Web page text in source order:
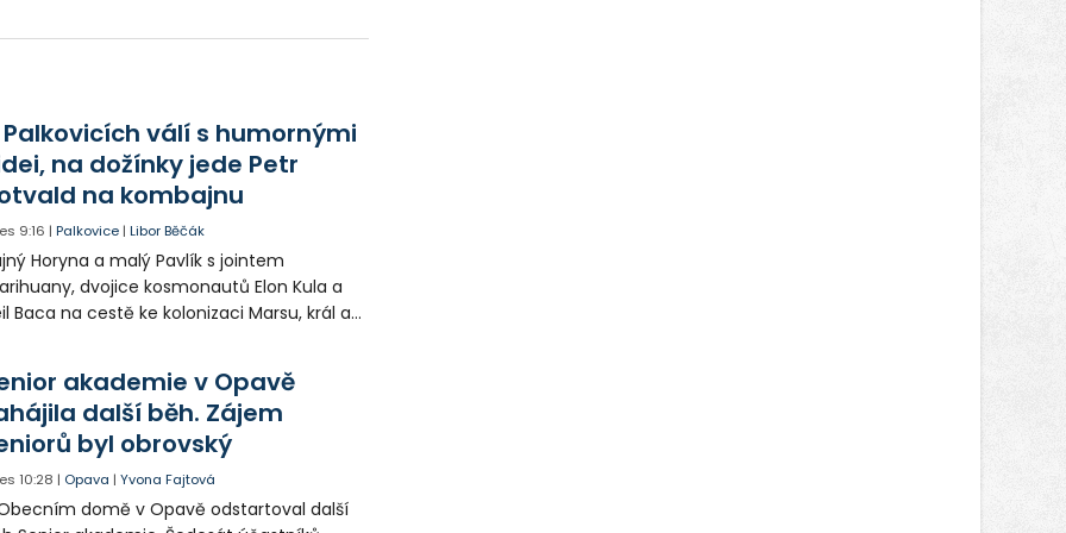
počet lidí s respiračními nemocemi
Palkovicích válí s humornými
na dožínky jede Petr
na kombajnu
9:16 |Palkovice |Libor Běčák
Horyna a malý Pavlík s jointem
dvojice kosmonautů Elon Kula a
Baca na cestě ke kolonizaci Marsu, král a
a místostarosta David Kula.
akademie v Opavě
další běh. Zájem
byl obrovský
10:28 | Opava |Yvona Fajtová
domě v Opavě odstartoval další